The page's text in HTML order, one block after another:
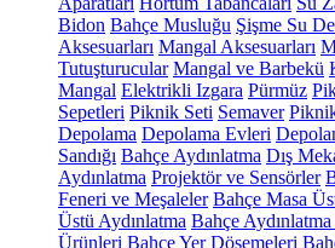
Bidon Bahçe Musluğu Şişme Su
Aksesuarları Mangal Aksesuarları
Tutuşturucular Mangal ve Barbekü
Mangal Elektrikli Izgara Pürmüz
Sepetleri Piknik Seti Semaver
Depolama Depolama Evleri
Sandığı Bahçe Aydınlatma Dış
Aydınlatma Projektör ve Sensörler
Feneri ve Meşaleler Bahçe Masa
Üstü Aydınlatma Bahçe
Ürünleri Bahçe Yer Döşemeleri